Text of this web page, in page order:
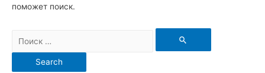
поможет поиск.